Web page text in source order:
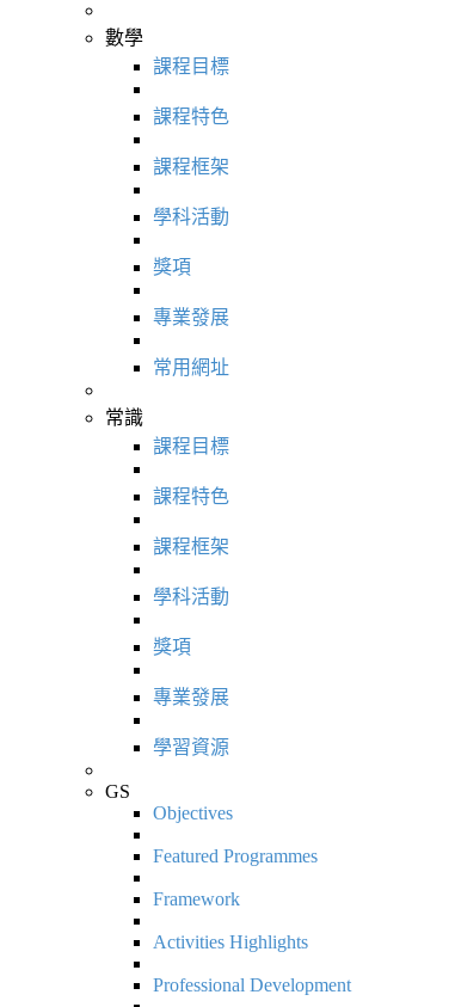
數學
課程目標
課程特色
課程框架
學科活動
獎項
專業發展
常用網址
常識
課程目標
課程特色
課程框架
學科活動
獎項
專業發展
學習資源
GS
Objectives
Featured Programmes
Framework
Activities Highlights
Professional Development